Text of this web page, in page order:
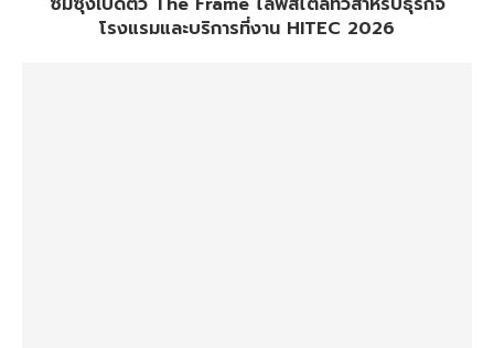
โรงแรมและบริการที่งาน HITEC 2026